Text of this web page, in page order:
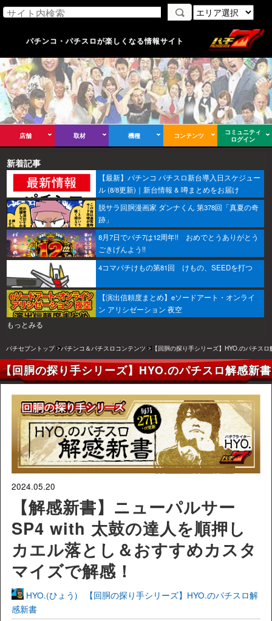
パチンコ・パチスロが楽しくなる情報サイト
店舗 取材 機種 コンテンツ
コミュニティ
ログイン
新着記事
【最新】パチンコ パチスロ新台導入日スケジュー
ル (8/8更新)｜新台情報 & 噂まとめをお届け
脱サラ回胴漫画家 ダンナくん 第378回「真夏の奇
跡」
8月7日でパチ7は12周年!! おめでとうありがとう
ごきげんよう!!
4コマパチけもの第81回 けもの、SEEDを打つ
【演出信頼度まとめ】eソードアート・オンライ
ン アリシゼーション 夜空
もっとみる
パチセブントップ パチンコ＆パチスロコンテンツ 【回胴の探り手シリーズ】HYO.のパチスロ
【回胴の探り手シリーズ】HYO.のパチスロ解感新書
2024.05.20
【解感新書】ニューパルサー
SP4 with 太鼓の達人を順押し
カエル落とし＆おすすめカスタ
マイズで解感！
HYO.(ひょう)
【回胴の探り手シリーズ】HYO.のパチスロ解
感新書